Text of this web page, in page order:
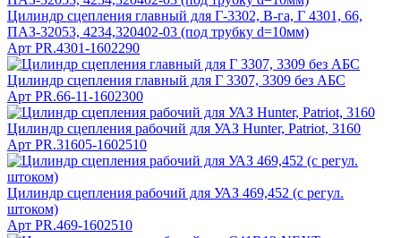
Цилиндр сцепления главный для Г-3302, В-га, Г 4301, 66,
ПАЗ-32053, 4234,320402-03 (под трубку d=10мм)
Арт PR.4301-1602290
Цилиндр сцепления главный для Г 3307, 3309 без АБС
Арт PR.66-11-1602300
Цилиндр сцепления рабочий для УАЗ Hunter, Patriot, 3160
Арт PR.31605-1602510
Цилиндр сцепления рабочий для УАЗ 469,452 (с регул.
штоком)
Арт PR.469-1602510